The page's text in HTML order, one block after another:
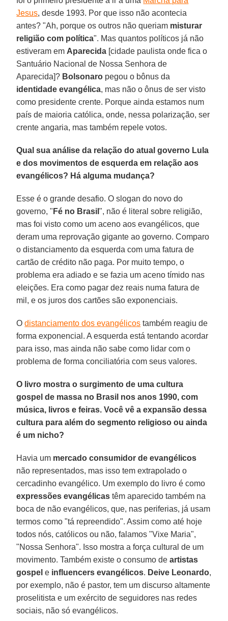
Jesus, desde 1993. Por que isso não acontecia
antes? "Ah, porque os outros não queriam misturar
religião com política". Mas quantos políticos já não
estiveram em Aparecida [cidade paulista onde fica o
Santuário Nacional de Nossa Senhora de
Aparecida]? Bolsonaro pegou o bônus da
identidade evangélica, mas não o ônus de ser visto
como presidente crente. Porque ainda estamos num
país de maioria católica, onde, nessa polarização, ser
crente angaria, mas também repele votos.
Qual sua análise da relação do atual governo Lula
e dos movimentos de esquerda em relação aos
evangélicos? Há alguma mudança?
Esse é o grande desafio. O slogan do novo do
governo, " Fé no Brasil", não é literal sobre religião,
mas foi visto como um aceno aos evangélicos, que
deram uma reprovação gigante ao governo. Comparo
o distanciamento da esquerda com uma fatura de
cartão de crédito não paga. Por muito tempo, o
problema era adiado e se fazia um aceno tímido nas
eleições. Era como pagar dez reais numa fatura de
mil, e os juros dos cartões são exponenciais.
Odistanciamento dos evangélicos também reagiu de
forma exponencial. A esquerda está tentando acordar
para isso, mas ainda não sabe como lidar com o
problema de forma conciliatória com seus valores.
O livro mostra o surgimento de uma cultura
gospel de massa no Brasil nos anos 1990, com
música, livros e feiras. Você vê a expansão dessa
cultura para além do segmento religioso ou ainda
é um nicho?
Havia um mercado consumidor de evangélicos
não representados, mas isso tem extrapolado o
cercadinho evangélico. Um exemplo do livro é como
expressões evangélicas têm aparecido também na
boca de não evangélicos, que, nas periferias, já usam
termos como "tá repreendido". Assim como até hoje
todos nós, católicos ou não, falamos "Vixe Maria",
"Nossa Senhora". Isso mostra a força cultural de um
movimento. Também existe o consumo deartistas
gospel e influencers evangélicos. Deive Leonardo,
por exemplo, não é pastor, tem um discurso altamente
proselitista e um exército de seguidores nas redes
sociais, não só evangélicos.